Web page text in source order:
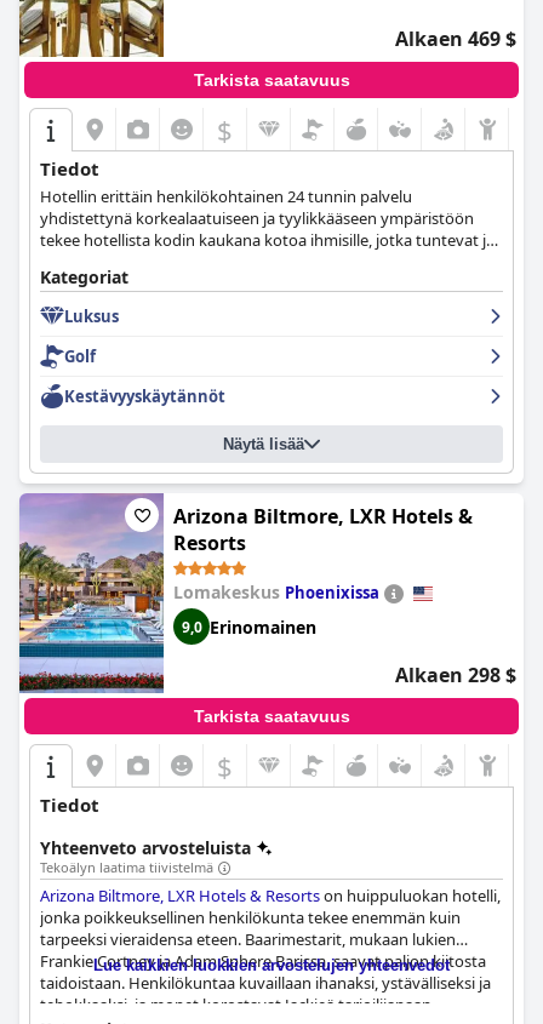
Alkaen 469 $
Tarkista saatavuus
$
Tiedot
Hotellin erittäin henkilökohtainen 24 tunnin palvelu
yhdistettynä korkealaatuiseen ja tyylikkääseen ympäristöön
tekee hotellista kodin kaukana kotoa ihmisille, jotka tuntevat ja
Kategoriat
Luksus
Golf
Kestävyyskäytännöt
Näytä lisää
Arizona Biltmore, LXR Hotels &
Resorts
Lomakeskus Phoenixissa
9,0 Erinomainen
Alkaen 298 $
Tarkista saatavuus
$
Tiedot
Yhteenveto arvosteluista
Tekoälyn laatima tiivistelmä
Arizona Biltmore, LXR Hotels & Resortson huippuluokan hotelli,
jonka poikkeuksellinen henkilökunta tekee enemmän kuin
tarpeeksi vieraidensa eteen. Baarimestarit, mukaan lukien
Frankie Cortney ja Adam Sphere Barissa, saavat paljon kiitosta
taidoistaan. Henkilökuntaa kuvaillaan ihanaksi, ystävälliseksi ja
tehokkaaksi, ja monet korostavat Jackieä tarjoilijanaan.
Lue kaikkien luokkien arvostelujen yhteenvedot